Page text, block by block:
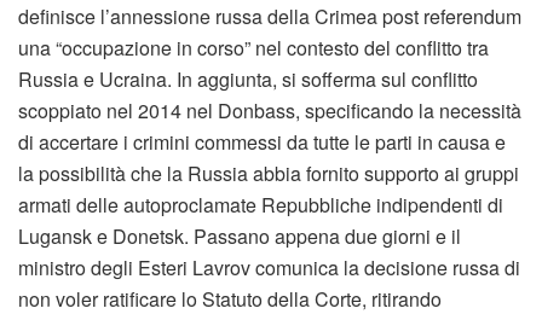
definisce l’annessione russa della Crimea post referendum
una “occupazione in corso” nel contesto del conflitto tra
Russia e Ucraina. In aggiunta, si sofferma sul conflitto
scoppiato nel 2014 nel Donbass, specificando la necessità
di accertare i crimini commessi da tutte le parti in causa e
la possibilità che la Russia abbia fornito supporto ai gruppi
armati delle autoproclamate Repubbliche indipendenti di
Lugansk e Donetsk. Passano appena due giorni e il
ministro degli Esteri Lavrov comunica la decisione russa di
non voler ratificare lo Statuto della Corte, ritirando